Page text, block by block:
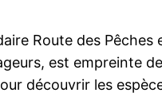
Route des Pêches
est empreinte
découvrir les